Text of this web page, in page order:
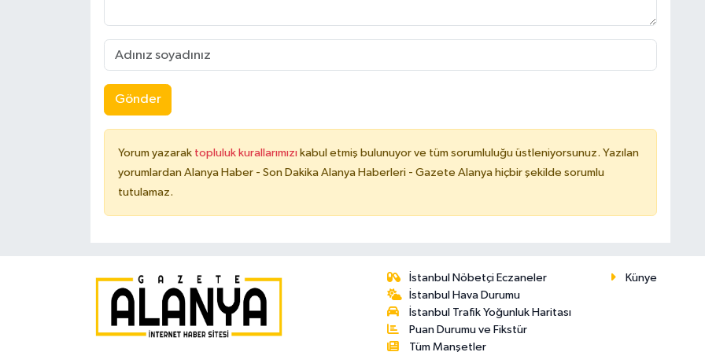
Gönder
Yorum yazarak topluluk kurallarımızı kabul etmiş bulunuyor ve tüm sorumluluğu üstleniyorsunuz. Yazılan
yorumlardan Alanya Haber - Son Dakika Alanya Haberleri - Gazete Alanya hiçbir şekilde sorumlu
tutulamaz.
İstanbul Nöbetçi Eczaneler
İstanbul Hava Durumu
İstanbul Trafik Yoğunluk Haritası
Puan Durumu ve Fikstür
Tüm Manşetler
Künye